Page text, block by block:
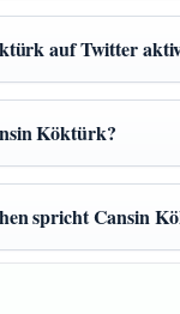
auf Twitter
Köktürk?
spricht Cansin